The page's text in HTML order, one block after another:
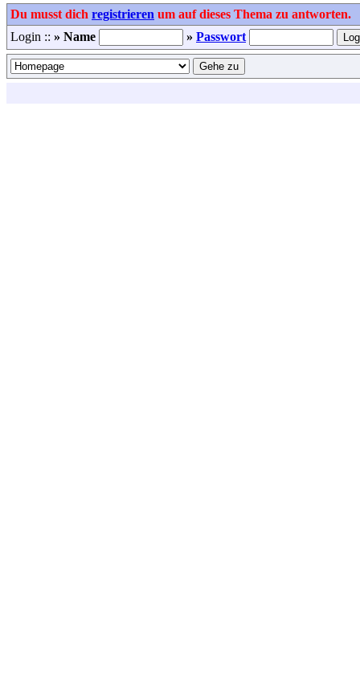
Du musst dich registrieren um auf dieses Thema zu antworten.
Login :: » Name » Passwort